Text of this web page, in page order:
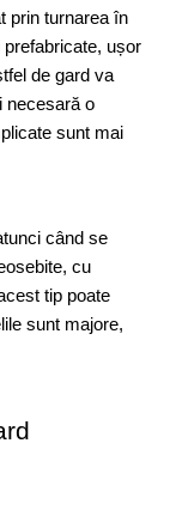
prin turnarea în
ușor
de gard va
necesară o
sunt mai
când se
cu
tip poate
sunt majore,